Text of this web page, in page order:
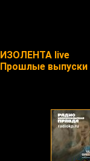
ИЗОЛЕНТА live
Прошлые выпуски